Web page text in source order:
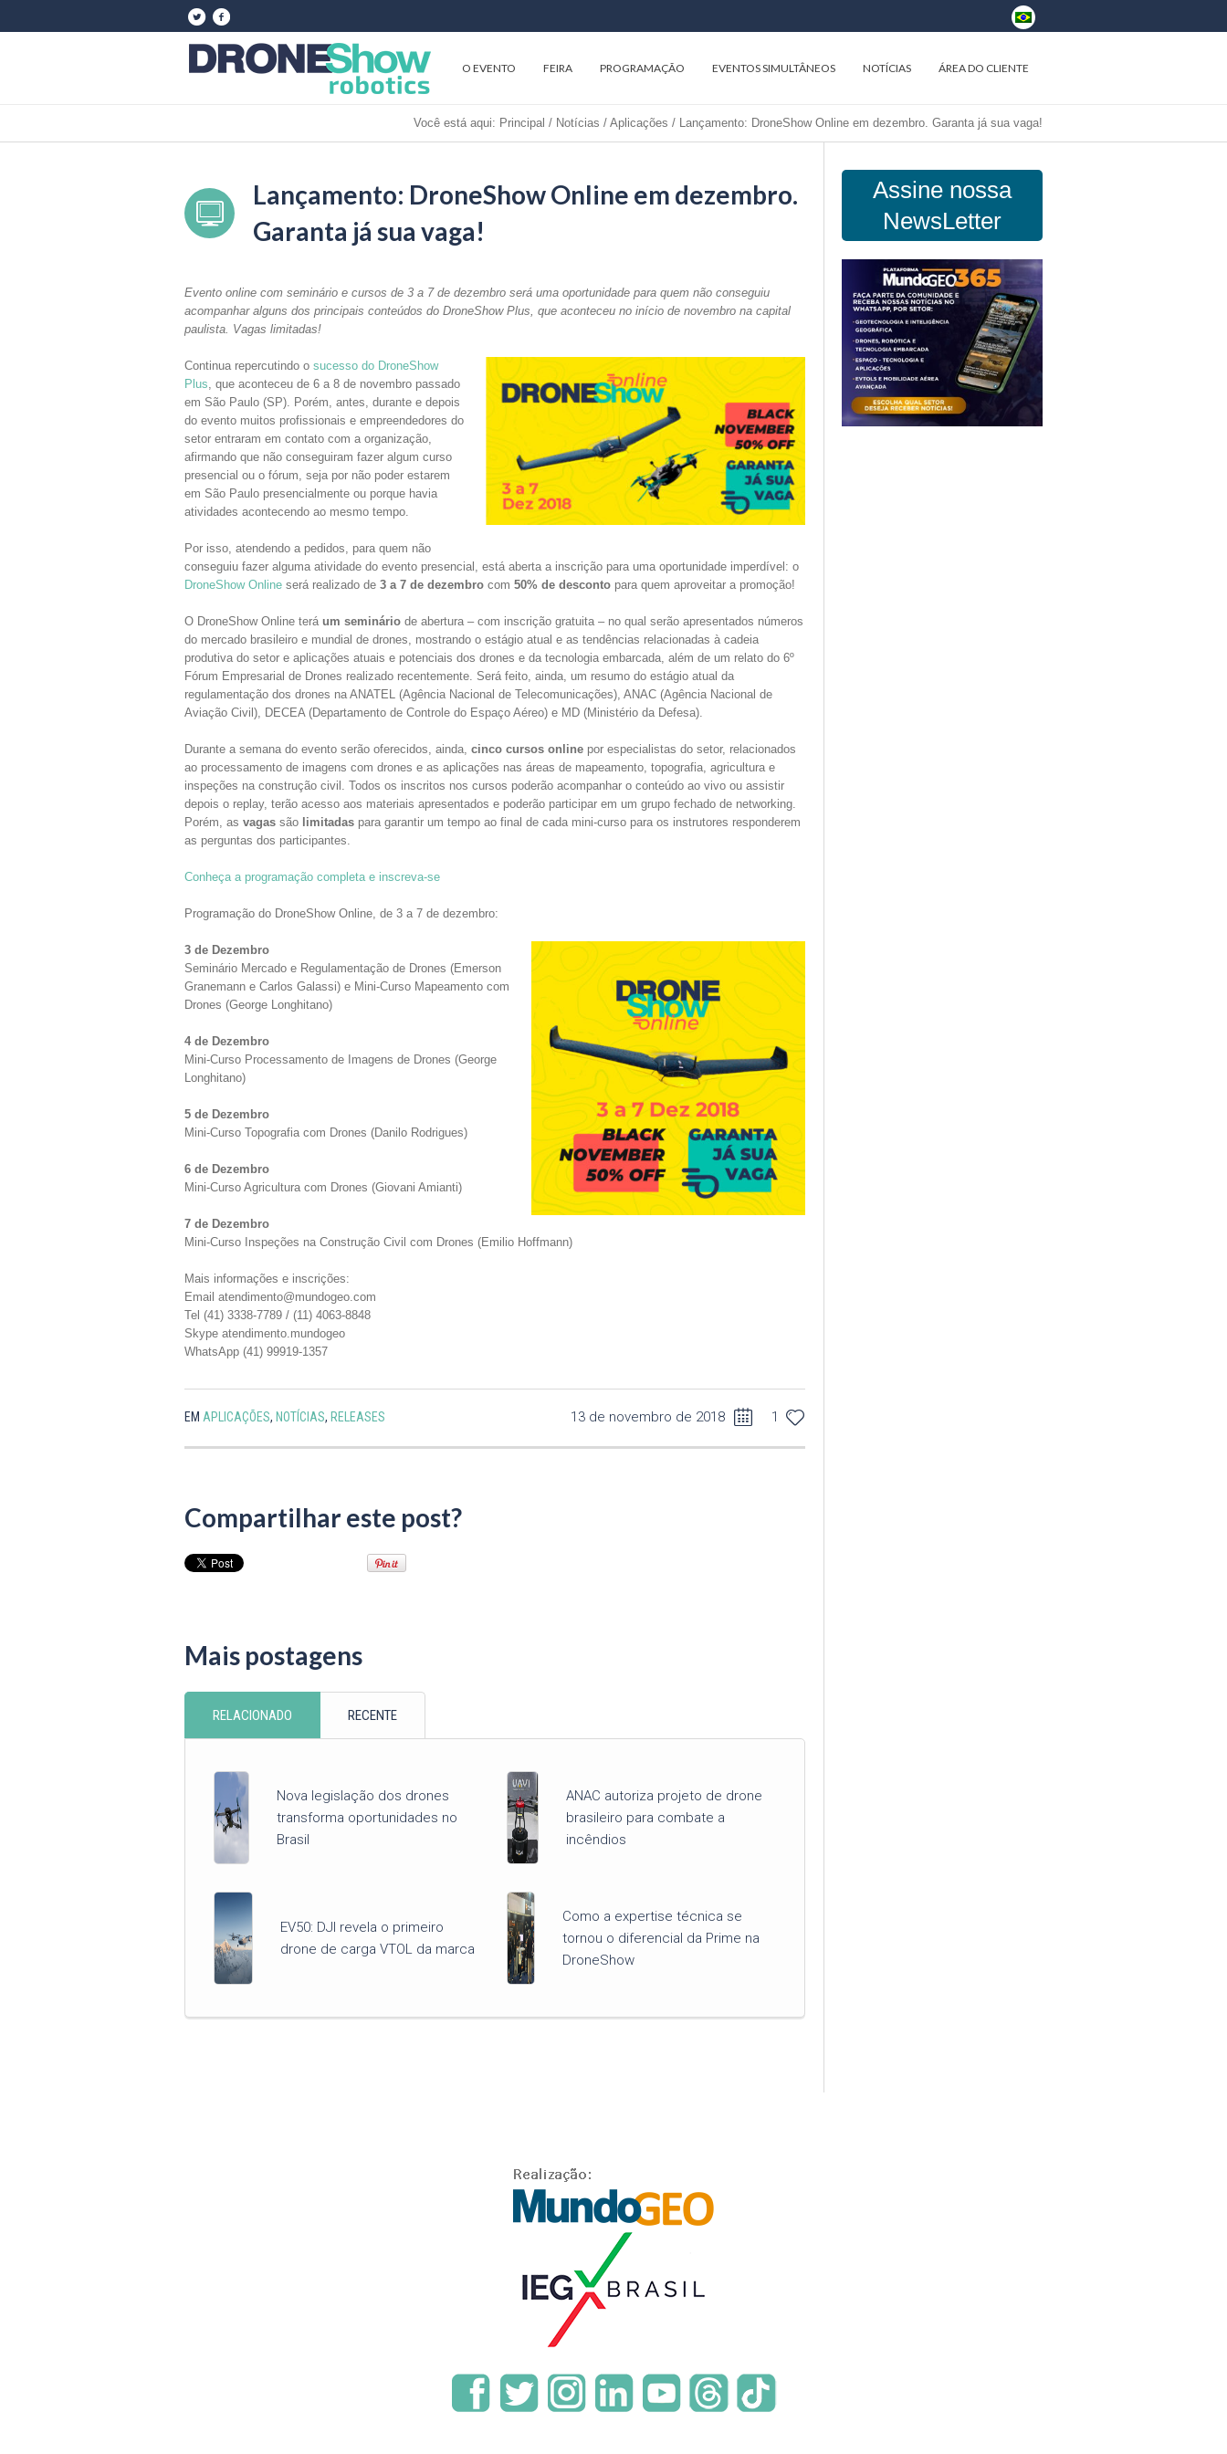
O EVENTO FEIRA PROGRAMAÇÃO EVENTOS SIMULTÂNEOS NOTÍCIAS ÁREA DO CLIENTE
Você está aqui: Principal / Notícias / Aplicações / Lançamento: DroneShow Online em dezembro. Garanta já sua vaga!
Lançamento: DroneShow Online em dezembro.
Garanta já sua vaga!
Evento online com seminário e cursos de 3 a 7 de dezembro será uma oportunidade para quem não conseguiu
acompanhar alguns dos principais conteúdos do DroneShow Plus, que aconteceu no início de novembro na capital
paulista. Vagas limitadas!
Continua repercutindo o sucesso do DroneShow
Plus, que aconteceu de 6 a 8 de novembro passado
em São Paulo (SP). Porém, antes, durante e depois
do evento muitos profissionais e empreendedores do
setor entraram em contato com a organização,
afirmando que não conseguiram fazer algum curso
presencial ou o fórum, seja por não poder estarem
em São Paulo presencialmente ou porque havia
atividades acontecendo ao mesmo tempo.
Por isso, atendendo a pedidos, para quem não
conseguiu fazer alguma atividade do evento presencial, está aberta a inscrição para uma oportunidade imperdível: o
DroneShow Online será realizado de 3 a 7 de dezembro com 50% de desconto para quem aproveitar a promoção!
O DroneShow Online terá um seminário de abertura – com inscrição gratuita – no qual serão apresentados números
do mercado brasileiro e mundial de drones, mostrando o estágio atual e as tendências relacionadas à cadeia
produtiva do setor e aplicações atuais e potenciais dos drones e da tecnologia embarcada, além de um relato do 6º
Fórum Empresarial de Drones realizado recentemente. Será feito, ainda, um resumo do estágio atual da
regulamentação dos drones na ANATEL (Agência Nacional de Telecomunicações), ANAC (Agência Nacional de
Aviação Civil), DECEA (Departamento de Controle do Espaço Aéreo) e MD (Ministério da Defesa).
Durante a semana do evento serão oferecidos, ainda, cinco cursos online por especialistas do setor, relacionados
ao processamento de imagens com drones e as aplicações nas áreas de mapeamento, topografia, agricultura e
inspeções na construção civil. Todos os inscritos nos cursos poderão acompanhar o conteúdo ao vivo ou assistir
depois o replay, terão acesso aos materiais apresentados e poderão participar em um grupo fechado de networking.
Porém, as vagas são limitadas para garantir um tempo ao final de cada mini-curso para os instrutores responderem
as perguntas dos participantes.
Conheça a programação completa e inscreva-se
Programação do DroneShow Online, de 3 a 7 de dezembro:
3 de Dezembro
Seminário Mercado e Regulamentação de Drones (Emerson
Granemann e Carlos Galassi) e Mini-Curso Mapeamento com
Drones (George Longhitano)
4 de Dezembro
Mini-Curso Processamento de Imagens de Drones (George
Longhitano)
5 de Dezembro
Mini-Curso Topografia com Drones (Danilo Rodrigues)
6 de Dezembro
Mini-Curso Agricultura com Drones (Giovani Amianti)
7 de Dezembro
Mini-Curso Inspeções na Construção Civil com Drones (Emilio Hoffmann)
Mais informações e inscrições:
Email atendimento@mundogeo.com
Tel (41) 3338-7789 / (11) 4063-8848
Skype atendimento.mundogeo
WhatsApp (41) 99919-1357
13 de novembro de 2018 1
EM APLICAÇÕES, NOTÍCIAS, RELEASES
Compartilhar este post?
Mais postagens
RELACIONADO RECENTE
Nova legislação dos drones
transforma oportunidades no
Brasil
ANAC autoriza projeto de drone
brasileiro para combate a
incêndios
EV50: DJI revela o primeiro
drone de carga VTOL da marca
Como a expertise técnica se
tornou o diferencial da Prime na
DroneShow
Assine nossa
NewsLetter